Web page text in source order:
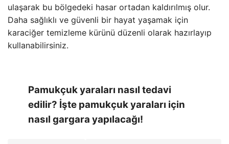
ulaşarak bu bölgedeki hasar ortadan kaldırılmış olur.
Daha sağlıklı ve güvenli bir hayat yaşamak için
karaciğer temizleme kürünü düzenli olarak hazırlayıp
kullanabilirsiniz.
Pamukçuk yaraları nasıl tedavi
edilir? İşte pamukçuk yaraları için
nasıl gargara yapılacağı!